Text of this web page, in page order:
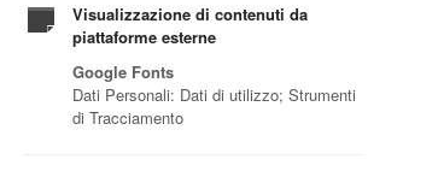
Visualizzazione di contenuti da
piattaforme esterne
Google Fonts
Dati Personali: Dati di utilizzo; Strumenti
di Tracciamento